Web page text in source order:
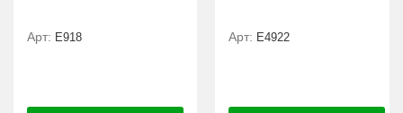
Арт: E918 Арт: Е4922